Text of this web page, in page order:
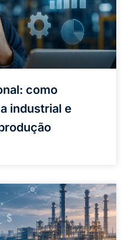
como
industrial e